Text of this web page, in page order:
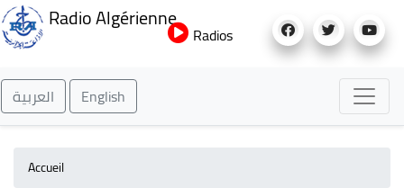
au
Radio Algérienne
Radios
العربية English
Accueil